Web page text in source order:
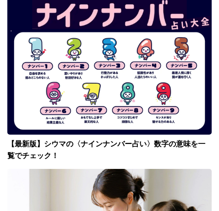
【最新版】シウマの〈ナインナンバー占い〉数字の意味を一
覧でチェック！